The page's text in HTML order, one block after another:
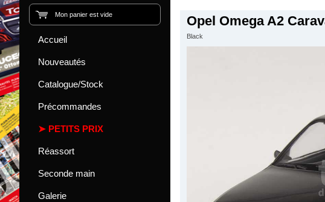
Opel Omega A2
Black
Mon panier est vide
Accueil
Nouveautés
Catalogue/Stock
Précommandes
PETITS PRIX
Réassort
Seconde main
Galerie